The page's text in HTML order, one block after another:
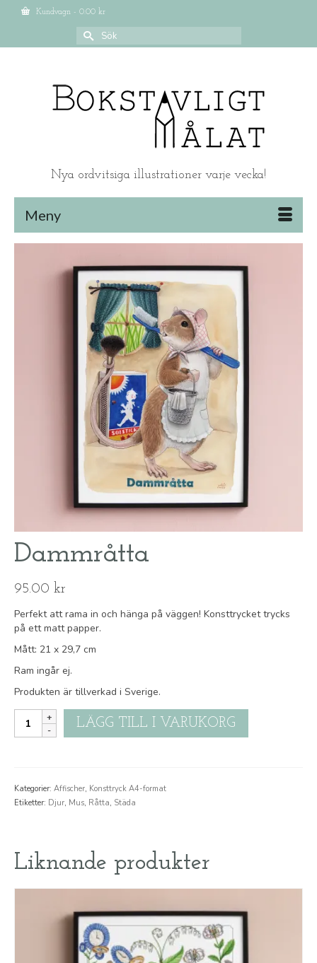
Kundvagn - 0.00 kr
Search
for:
Nya ordvitsiga illustrationer varje vecka!
Meny
Dammråtta
95.00 kr
Perfekt att rama in och hänga på väggen! Konsttrycket trycks
på ett matt papper.
Mått: 21 x 29,7 cm
Ram ingår ej.
Produkten är tillverkad i Sverige.
Dammråtta
mängd
LÄGG TILL I VARUKORG
Kategorier: Affischer, Konsttryck A4-format
Etiketter: Djur, Mus, Råtta, Städa
Liknande produkter